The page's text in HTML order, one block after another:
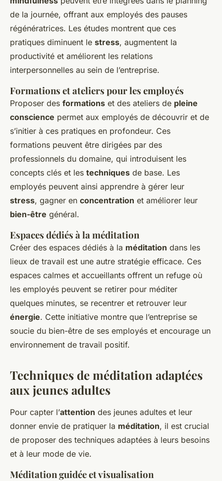
de la journée, offrant aux employés des pauses
régénératrices. Les études montrent que ces
pratiques diminuent le stress, augmentent la
productivité et améliorent les relations
interpersonnelles au sein de l’entreprise.
Formations et ateliers pour les employés
Proposer des formations et des ateliers de pleine
conscience permet aux employés de découvrir et de
s’initier à ces pratiques en profondeur. Ces
formations peuvent être dirigées par des
professionnels du domaine, qui introduisent les
concepts clés et les techniques de base. Les
employés peuvent ainsi apprendre à gérer leur
stress, gagner en concentration et améliorer leur
bien-être général.
Espaces dédiés à la méditation
Créer des espaces dédiés à la méditation dans les
lieux de travail est une autre stratégie efficace. Ces
espaces calmes et accueillants offrent un refuge où
les employés peuvent se retirer pour méditer
quelques minutes, se recentrer et retrouver leur
énergie. Cette initiative montre que l’entreprise se
soucie du bien-être de ses employés et encourage un
environnement de travail positif.
Techniques de méditation adaptées
aux jeunes adultes
Pour capter l’attention des jeunes adultes et leur
donner envie de pratiquer la méditation, il est crucial
de proposer des techniques adaptées à leurs besoins
et à leur mode de vie.
Méditation guidée et visualisation